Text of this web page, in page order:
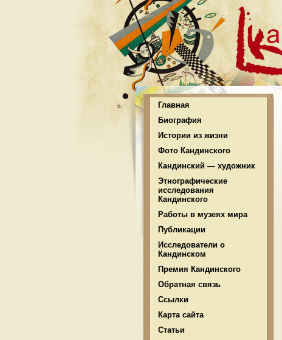
Главная
Биография
Истории из жизни
Фото Кандинского
Кандинский — художник
Этнографические
исследования
Кандинского
Работы в музеях мира
Публикации
Исследователи о
Кандинском
Премия Кандинского
Обратная связь
Ссылки
Карта сайта
Статьи